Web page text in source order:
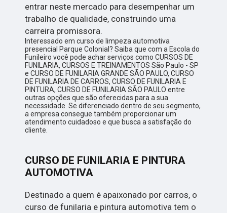
entrar neste mercado para desempenhar um
trabalho de qualidade, construindo uma
carreira promissora.
Interessado em curso de limpeza automotiva
presencial Parque Colonial? Saiba que com a Escola do
Funileiro você pode achar serviços como CURSOS DE
FUNILARIA, CURSOS E TREINAMENTOS São Paulo - SP
e CURSO DE FUNILARIA GRANDE SÃO PAULO, CURSO
DE FUNILARIA DE CARROS, CURSO DE FUNILARIA E
PINTURA, CURSO DE FUNILARIA SÃO PAULO entre
outras opções que são oferecidas para a sua
necessidade. Se diferenciado dentro de seu segmento,
a empresa consegue também proporcionar um
atendimento cuidadoso e que busca a satisfação do
cliente.
CURSO DE FUNILARIA E PINTURA
AUTOMOTIVA
Destinado a quem é apaixonado por carros, o
curso de funilaria e pintura automotiva tem o